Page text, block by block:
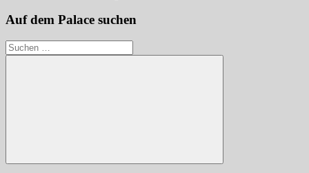
Auf dem Palace suchen
Suchen
nach:
Suchen